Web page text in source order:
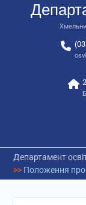
Департамент
>> Положення